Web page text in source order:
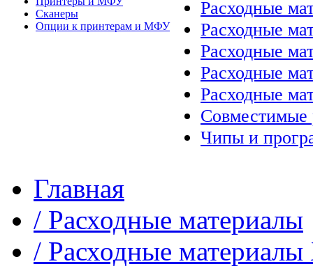
Сканеры
Опции к принтерам и МФУ
Расходные
Расходные
Расходные
Расходные
Расходные
Совместимые
Чипы и
Главная
/ Расходные материалы
/ Расходные